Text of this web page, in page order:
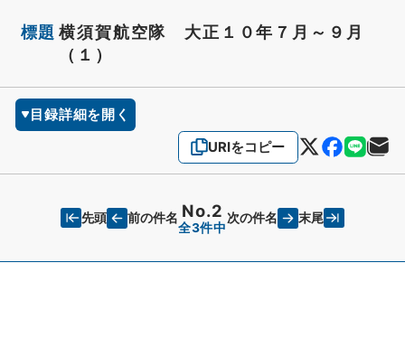
標題 横須賀航空隊 大正１０年７月～９月
（１）
目録詳細を開く
URIをコピー
先頭 前の件名 No.2
全3件中
次の件名 末尾